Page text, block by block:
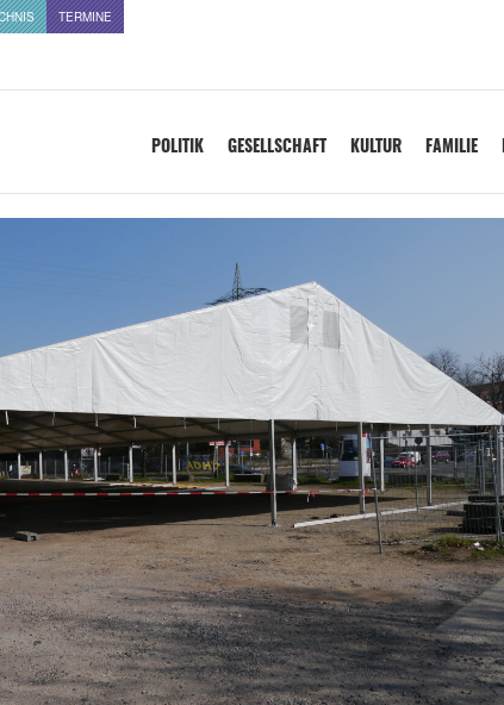
TERMINE
POLITIK GESELLSCHAFT KULTUR FAMILIE